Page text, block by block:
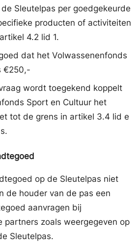
Sleutelpas per goedgekeurde
producten of activiteiten
4.2 lid 1.
dat het Volwassenenfonds
€250,-
wordt toegekend koppelt
Sport en Cultuur het
tot de grens in artikel 3.4 lid e
op de Sleutelpas niet
de houder van de pas een
aanvragen bij
partners zoals weergegeven op
Sleutelpas.